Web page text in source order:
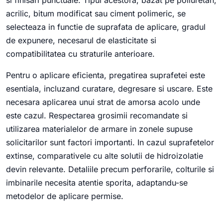
acrilic, bitum modificat sau ciment polimeric, se
selecteaza in functie de suprafata de aplicare, gradul
de expunere, necesarul de elasticitate si
compatibilitatea cu straturile anterioare.
Pentru o aplicare eficienta, pregatirea suprafetei este
esentiala, incluzand curatare, degresare si uscare. Este
necesara aplicarea unui strat de amorsa acolo unde
este cazul. Respectarea grosimii recomandate si
utilizarea materialelor de armare in zonele supuse
solicitarilor sunt factori importanti. In cazul suprafetelor
extinse, comparativele cu alte solutii de hidroizolatie
devin relevante. Detaliile precum perforarile, colturile si
imbinarile necesita atentie sporita, adaptandu-se
metodelor de aplicare permise.